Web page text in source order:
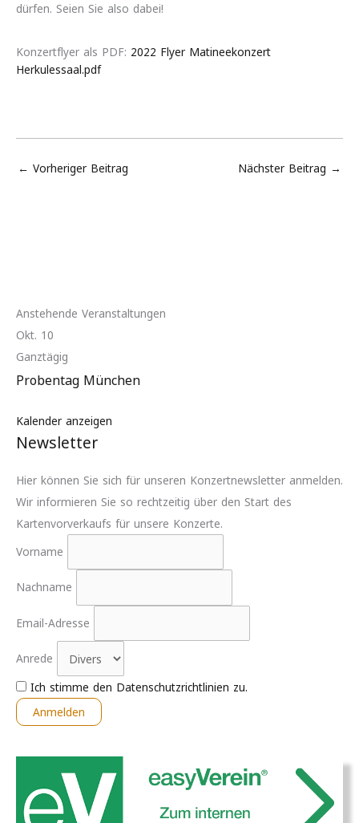
Anstehende Veranstaltungen
Okt. 10
Ganztägig
Probentag München
Kalender anzeigen
Newsletter
Hier können Sie sich für unseren Konzertnewsletter anmelden.
Wir informieren Sie so rechtzeitig über den Start des
Kartenvorverkaufs für unsere Konzerte.
Vorname
Nachname
Email-Adresse
Anrede
Ich stimme den Datenschutzrichtlinien zu.
dürfen. Seien Sie also dabei!
Konzertflyer als PDF: 2022 Flyer Matineekonzert
Herkulessaal.pdf
← Vorheriger Beitrag Nächster Beitrag →